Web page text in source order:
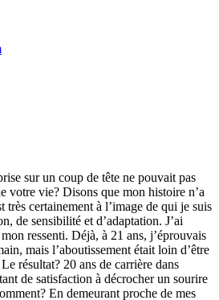
sur un coup de tête ne pouvait pas
votre vie? Disons que mon histoire n’a
très certainement à l’image de qui je suis
de sensibilité et d’adaptation. J’ai
ressenti. Déjà, à 21 ans, j’éprouvais
mais l’aboutissement était loin d’être
résultat? 20 ans de carrière dans
de satisfaction à décrocher un sourire
En demeurant proche de mes